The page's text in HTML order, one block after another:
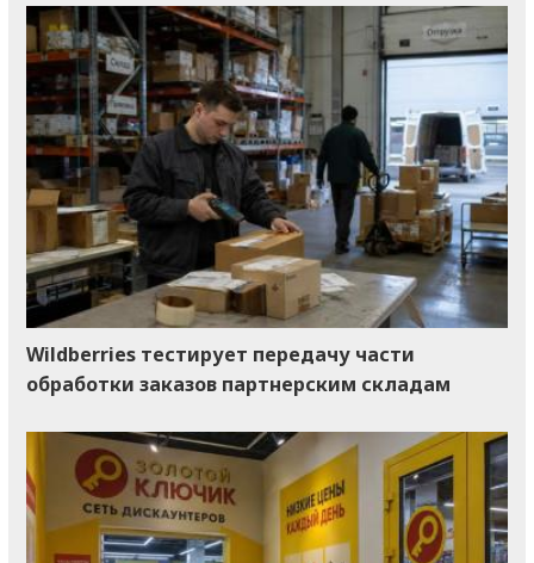
Wildberries тестирует передачу части
обработки заказов партнерским складам